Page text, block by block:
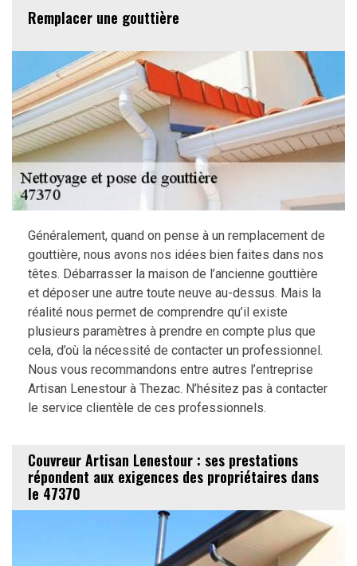
Remplacer une gouttière
Généralement, quand on pense à un remplacement de
gouttière, nous avons nos idées bien faites dans nos
têtes. Débarrasser la maison de l’ancienne gouttière
et déposer une autre toute neuve au-dessus. Mais la
réalité nous permet de comprendre qu’il existe
plusieurs paramètres à prendre en compte plus que
cela, d’où la nécessité de contacter un professionnel.
Nous vous recommandons entre autres l’entreprise
Artisan Lenestour à Thezac. N’hésitez pas à contacter
le service clientèle de ces professionnels.
Couvreur Artisan Lenestour : ses prestations
répondent aux exigences des propriétaires dans
le 47370